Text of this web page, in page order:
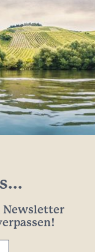
Newsletter